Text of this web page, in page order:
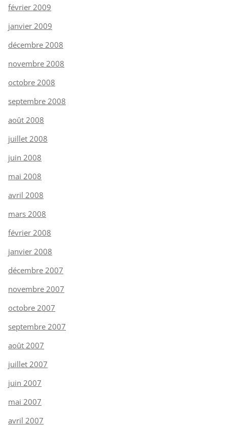
février 2009
janvier 2009
décembre 2008
novembre 2008
octobre 2008
septembre 2008
août 2008
juillet 2008
juin 2008
mai 2008
avril 2008
mars 2008
février 2008
janvier 2008
décembre 2007
novembre 2007
octobre 2007
septembre 2007
août 2007
juillet 2007
juin 2007
mai 2007
avril 2007